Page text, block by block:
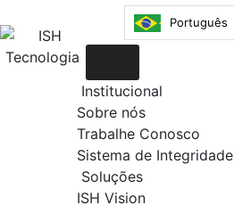
Português
Institucional
Sobre nós
Trabalhe Conosco
Sistema de Integridade
Soluções
ISH Vision